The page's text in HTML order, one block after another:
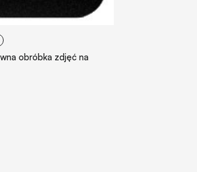
obróbka zdjęć na